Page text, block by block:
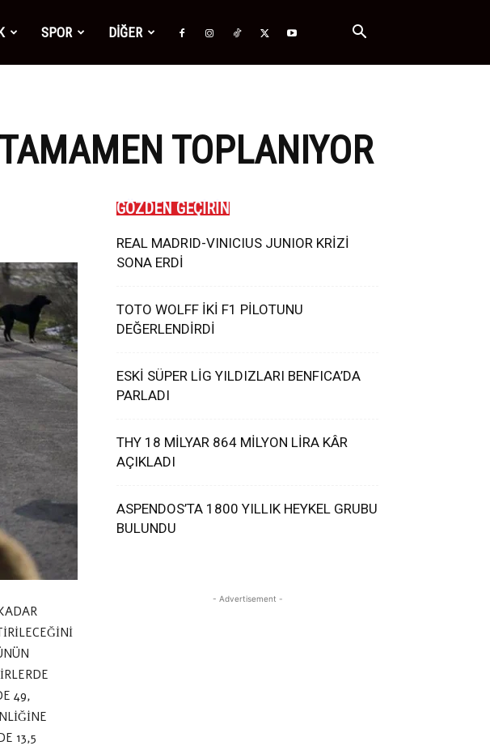
SPOR DİĞER
TOPLANIYOR
49,
13,5
GÖZDEN GEÇİRİN
REAL MADRID-VINICIUS JUNIOR KRİZİ
SONA ERDİ
TOTO WOLFF İKİ F1 PİLOTUNU
DEĞERLENDİRDİ
ESKİ SÜPER LİG YILDIZLARI BENFICA’DA
PARLADI
THY 18 MİLYAR 864 MİLYON LİRA KÂR
AÇIKLADI
ASPENDOS’TA 1800 YILLIK HEYKEL GRUBU
BULUNDU
- Advertisement -